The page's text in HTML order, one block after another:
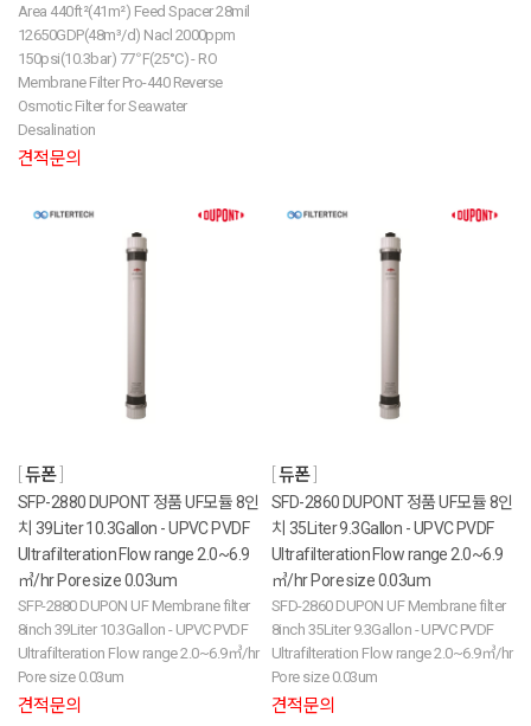
Area 440ft²(41m²) Feed Spacer 28mil
12650GDP(48m³/d) Nacl 2000ppm
150psi(10.3bar) 77℉(25°C) - RO
Membrane Filter Pro-440 Reverse
Osmotic Filter for Seawater
Desalination
견적문의
듀폰
SFP-2880 DUPONT 정품 UF모듈 8인
치 39Liter 10.3Gallon - UPVC PVDF
Ultrafilteration Flow range 2.0~6.9
㎥/hr Pore size 0.03um
SFP-2880 DUPON UF Membrane filter
8inch 39Liter 10.3Gallon - UPVC PVDF
Ultrafilteration Flow range 2.0~6.9㎥/hr
Pore size 0.03um
견적문의
듀폰
SFD-2860 DUPONT 정품 UF모듈 8인
치 35Liter 9.3Gallon - UPVC PVDF
Ultrafilteration Flow range 2.0~6.9
㎥/hr Pore size 0.03um
SFD-2860 DUPON UF Membrane filter
8inch 35Liter 9.3Gallon - UPVC PVDF
Ultrafilteration Flow range 2.0~6.9㎥/hr
Pore size 0.03um
견적문의